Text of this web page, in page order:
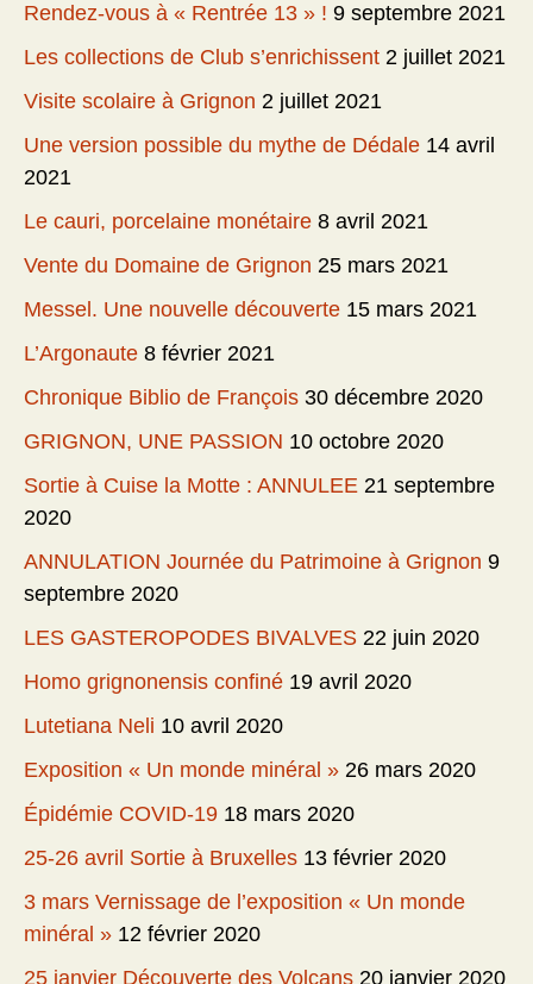
Rendez-vous à « Rentrée 13 » ! 9 septembre 2021
Les collections de Club s’enrichissent 2 juillet 2021
Visite scolaire à Grignon 2 juillet 2021
Une version possible du mythe de Dédale 14 avril
2021
Le cauri, porcelaine monétaire 8 avril 2021
Vente du Domaine de Grignon 25 mars 2021
Messel. Une nouvelle découverte 15 mars 2021
L’Argonaute 8 février 2021
Chronique Biblio de François 30 décembre 2020
GRIGNON, UNE PASSION 10 octobre 2020
Sortie à Cuise la Motte : ANNULEE 21 septembre
2020
ANNULATION Journée du Patrimoine à Grignon 9
septembre 2020
LES GASTEROPODES BIVALVES 22 juin 2020
Homo grignonensis confiné 19 avril 2020
Lutetiana Neli 10 avril 2020
Exposition « Un monde minéral » 26 mars 2020
Épidémie COVID-19 18 mars 2020
25-26 avril Sortie à Bruxelles 13 février 2020
3 mars Vernissage de l’exposition « Un monde
minéral » 12 février 2020
25 janvier Découverte des Volcans 20 janvier 2020